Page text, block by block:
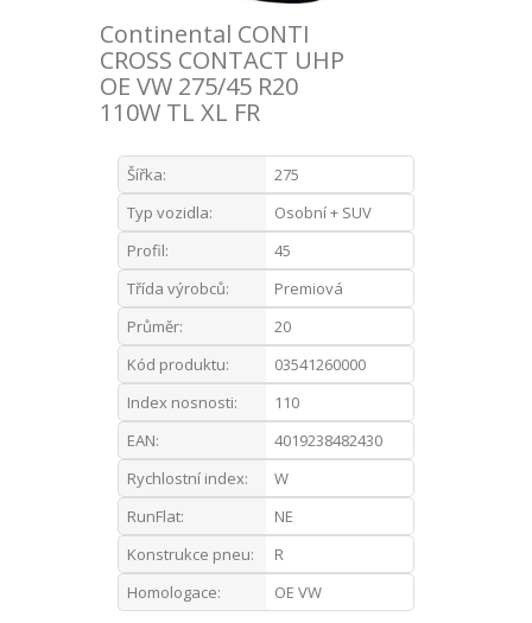
Continental CONTI
CROSS CONTACT UHP
OE VW 275/45 R20
110W TL XL FR
Šířka:
275
Typ vozidla:
Osobní + SUV
Profil:
45
Třída výrobců:
Premiová
Průměr:
20
Kód produktu:
03541260000
Index nosnosti:
110
EAN:
4019238482430
Rychlostní index:
W
RunFlat:
NE
Konstrukce pneu:
R
Homologace:
OE VW